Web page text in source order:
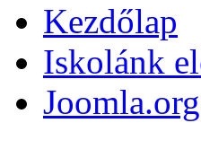
Kezdőlap
Iskolánk
Joomla.org